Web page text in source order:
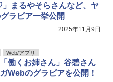
まるやそらさんなど、ヤ
ラビア一挙公開
2025年11月9日
Web/アプリ
「働くお姉さん」谷碧さん
Webのグラビアを公開！